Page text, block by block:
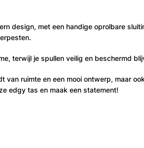
design, met een handige oprolbare
terwijl je spullen veilig en beschermd
ruimte en een mooi ontwerp, maar
edgy tas en maak een statement!